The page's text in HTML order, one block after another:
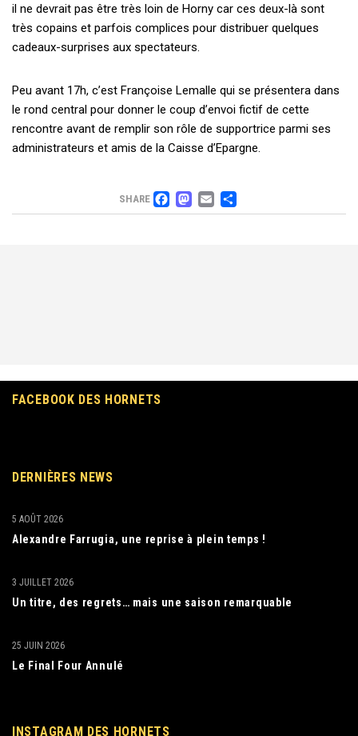
il ne devrait pas être très loin de Horny car ces deux-là sont
très copains et parfois complices pour distribuer quelques
cadeaux-surprises aux spectateurs.
Peu avant 17h, c’est Françoise Lemalle qui se présentera dans
le rond central pour donner le coup d’envoi fictif de cette
rencontre avant de remplir son rôle de supportrice parmi ses
administrateurs et amis de la Caisse d’Epargne.
SHARE FACEBOOK
MASTODON
EMAIL
PARTAGER
FACEBOOK DES HORNETS
DERNIÈRES NEWS
Alexandre Farrugia, une reprise à plein temps !
5 AOÛT 2026
Un titre, des regrets… mais une saison remarquable
3 JUILLET 2026
Le Final Four Annulé
25 JUIN 2026
INSTAGRAM DES HORNETS